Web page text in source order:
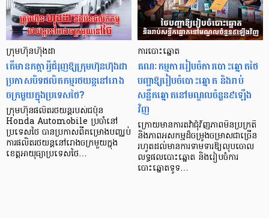
ក្រុមហ៊ុនហ៊ុងដា
តើមានកត្តាអ្វីជំរុញឱ្យក្រុមហ៊ុនហ៊ុងដា
ប្រកាសបិទផលិតកម្មរថយន្តនៅរោង
ចក្រមួយក្នុងប្រទេសថៃ?
ក្រុមហ៊ុនផលិតរថយន្តរបស់ជប៉ុន
Honda Automobile ប្រចាំនៅ
ប្រទេសថៃ បានប្រកាសពីគម្រោងបញ្ឈប់
ការផលិតរថយន្តនៅរោងចក្រមួយក្នុង
ខេត្តអាយុធ្យាប្រទេសថៃ…
ការបោះឆ្នោត
គណៈកម្មការរៀបចំការបោះឆ្នោតថៃ
បញ្ជាឱ្យរៀបចំបោះឆ្នោត និងរាប់
សន្លឹកឆ្នោតនៅមណ្ឌលចំនួន៩ឡើង
វិញ
ក្រោយមានការតវ៉ាជុំវិញភាពមិនប្រក្រតី
និងភាពអសកម្មដ៏ចម្រូងចម្រាសជាច្រើន
រហូតដល់មានការទាមទារឱ្យលុបចោល
លទ្ធផលបោះឆ្នោត និងរៀបចំការ
បោះឆ្នោតទូទ…